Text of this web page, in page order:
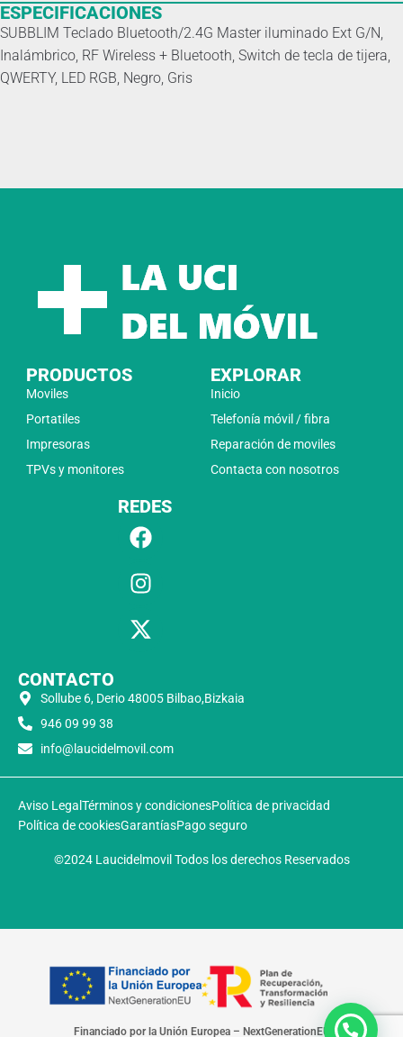
ESPECIFICACIONES
SUBBLIM Teclado Bluetooth/2.4G Master iluminado Ext G/N,
Inalámbrico, RF Wireless + Bluetooth, Switch de tecla de tijera,
QWERTY, LED RGB, Negro, Gris
PRODUCTOS
Moviles
Portatiles
Impresoras
TPVs y monitores
EXPLORAR
Inicio
Telefonía móvil / fibra
Reparación de moviles
Contacta con nosotros
REDES
CONTACTO
Sollube 6, Derio 48005 Bilbao,Bizkaia
946 09 99 38
info@laucidelmovil.com
Aviso Legal Términos y condicionesPolítica de privacidad
Política de cookiesGarantíasPago seguro
©2024 Laucidelmovil Todos los derechos Reservados
Financiado por la Unión Europea – NextGenerationEU​